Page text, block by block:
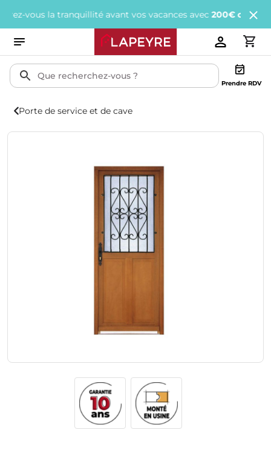
la tranquillité avant vos vacances avec200€ offertstous
Prendre RDV
Porte de service et de cave